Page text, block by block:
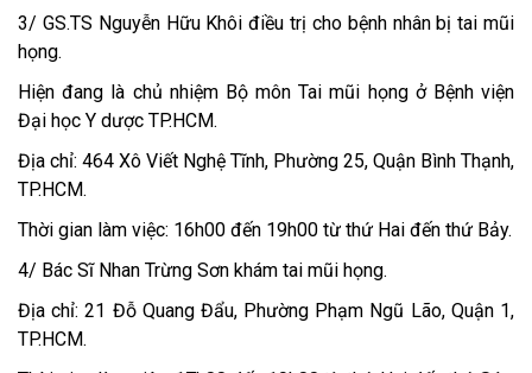
3/ GS.TS Nguyễn Hữu Khôi điều trị cho bệnh nhân bị tai mũi
họng.
Hiện đang là chủ nhiệm Bộ môn Tai mũi họng ở Bệnh viện
Đại học Y dược TP.HCM.
Địa chỉ: 464 Xô Viết Nghệ Tĩnh, Phường 25, Quận Bình Thạnh,
TP.HCM.
Thời gian làm việc: 16h00 đến 19h00 từ thứ Hai đến thứ Bảy.
4/ Bác Sĩ Nhan Trừng Sơn khám tai mũi họng.
Địa chỉ: 21 Đỗ Quang Đẩu, Phường Phạm Ngũ Lão, Quận 1,
TP.HCM.